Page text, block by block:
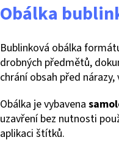
Obálka
Bublinková obálka
drobných předmětů,
chrání obsah před
Obálka je vybavena
uzavření bez nutnosti
aplikaci štítků.